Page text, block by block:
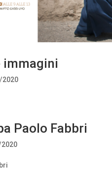
immagini
2020
Paolo Fabbri